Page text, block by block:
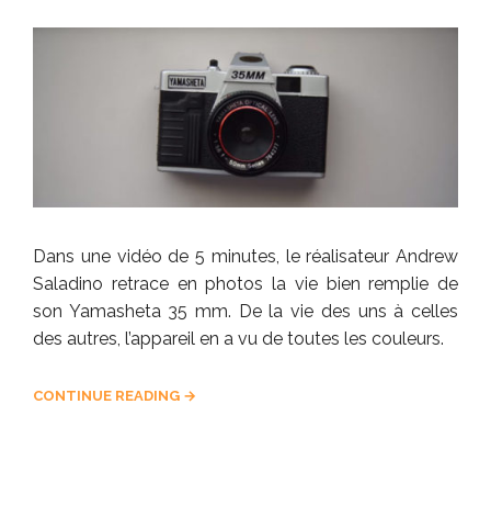
Dans une vidéo de 5 minutes, le réalisateur Andrew
Saladino retrace en photos la vie bien remplie de
son Yamasheta 35 mm. De la vie des uns à celles
des autres, l’appareil en a vu de toutes les couleurs.
CONTINUE READING →